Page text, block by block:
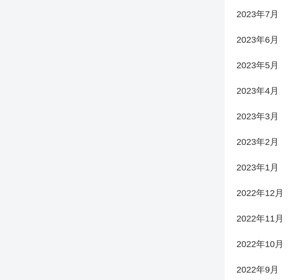
2023年7月
2023年6月
2023年5月
2023年4月
2023年3月
2023年2月
2023年1月
2022年12月
2022年11月
2022年10月
2022年9月